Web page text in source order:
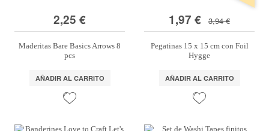
2,25 €
Maderitas Bare Basics Arrows 8
pcs
AÑADIR AL CARRITO
1,97 € 3,94 €
Pegatinas 15 x 15 cm con Foil
Hygge
AÑADIR AL CARRITO